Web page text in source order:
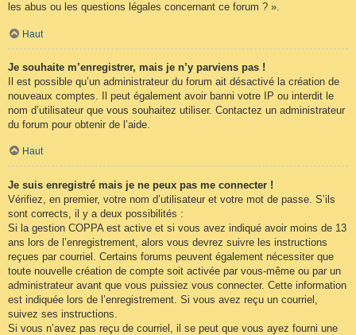
les abus ou les questions légales concernant ce forum ? ».
Haut
Je souhaite m’enregistrer, mais je n’y parviens pas !
Il est possible qu’un administrateur du forum ait désactivé la création de
nouveaux comptes. Il peut également avoir banni votre IP ou interdit le
nom d’utilisateur que vous souhaitez utiliser. Contactez un administrateur
du forum pour obtenir de l’aide.
Haut
Je suis enregistré mais je ne peux pas me connecter !
Vérifiez, en premier, votre nom d’utilisateur et votre mot de passe. S’ils
sont corrects, il y a deux possibilités :
Si la gestion COPPA est active et si vous avez indiqué avoir moins de 13
ans lors de l’enregistrement, alors vous devrez suivre les instructions
reçues par courriel. Certains forums peuvent également nécessiter que
toute nouvelle création de compte soit activée par vous-même ou par un
administrateur avant que vous puissiez vous connecter. Cette information
est indiquée lors de l’enregistrement. Si vous avez reçu un courriel,
suivez ses instructions.
Si vous n’avez pas reçu de courriel, il se peut que vous ayez fourni une